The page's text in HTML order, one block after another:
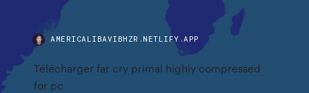
AMERICALIBAVIBHZR.NETLIFY.APP
Télécharger far cry primal highly compressed
for pc